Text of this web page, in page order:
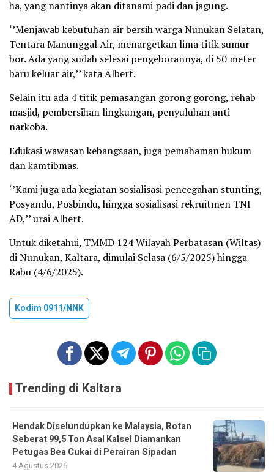
ha, yang nantinya akan ditanami padi dan jagung.
‘’Menjawab kebutuhan air bersih warga Nunukan Selatan,
Tentara Manunggal Air, menargetkan lima titik sumur
bor. Ada yang sudah selesai pengeborannya, di 50 meter
baru keluar air,’’ kata Albert.
Selain itu ada 4 titik pemasangan gorong gorong, rehab
masjid, pembersihan lingkungan, penyuluhan anti
narkoba.
Edukasi wawasan kebangsaan, juga pemahaman hukum
dan kamtibmas.
‘’Kami juga ada kegiatan sosialisasi pencegahan stunting,
Posyandu, Posbindu, hingga sosialisasi rekruitmen TNI
AD,’’ urai Albert.
Untuk diketahui, TMMD 124 Wilayah Perbatasan (Wiltas)
di Nunukan, Kaltara, dimulai Selasa (6/5/2025) hingga
Rabu (4/6/2025).
Kodim 0911/NNK
Trending di Kaltara
Hendak Diselundupkan ke Malaysia, Rotan
Seberat 99,5 Ton Asal Kalsel Diamankan
Petugas Bea Cukai di Perairan Sipadan
4 Agustus 2026